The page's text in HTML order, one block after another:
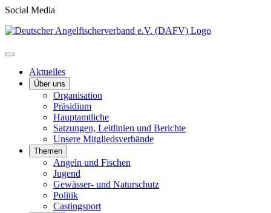
Social Media
Aktuelles
Über uns
Organisation
Präsidium
Hauptamtliche
Satzungen, Leitlinien und Berichte
Unsere Mitgliedsverbände
Themen
Angeln und Fischen
Jugend
Gewässer- und Naturschutz
Politik
Castingsport